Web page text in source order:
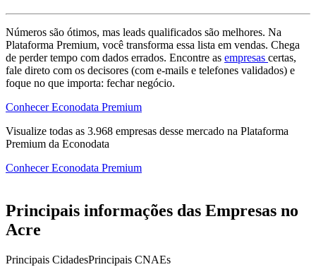
Números são ótimos, mas leads qualificados são melhores. Na
Plataforma Premium, você transforma essa lista em vendas. Chega
de perder tempo com dados errados. Encontre as empresas certas,
fale direto com os decisores (com e-mails e telefones validados) e
foque no que importa: fechar negócio.
Conhecer Econodata Premium
Visualize todas as 3.968 empresas desse mercado na Plataforma
Premium da Econodata
Conhecer Econodata Premium
Principais informações das Empresas no
Acre
Principais CidadesPrincipais CNAEs